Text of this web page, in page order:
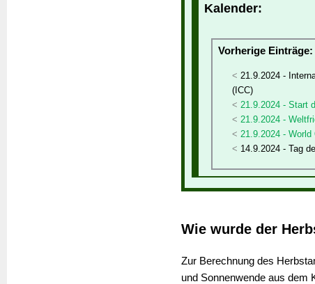
Kalender:
Vorherige Einträge:
21.9.2024 -
(ICC)
21.9.2024 - Start
21.9.2024 -
21.9.2024 - World
14.9.2024 - Tag
Wie wurde der
Zur Berechnung des
und Sonnenwende aus dem